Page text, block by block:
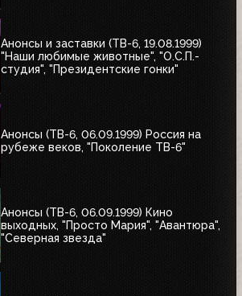
Анонсы и заставки (ТВ-6, 19.08.1999)
"Наши любимые животные", "О.С.П.-
студия", "Президентские гонки"
Анонсы (ТВ-6, 06.09.1999) Россия на
рубеже веков, "Поколение ТВ-6"
Анонсы (ТВ-6, 06.09.1999) Кино
выходных, "Просто Мария", "Авантюра",
"Северная звезда"